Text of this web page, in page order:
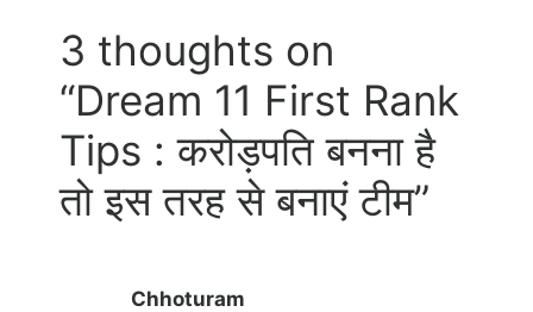
3 thoughts on
“Dream 11 First Rank
Tips : करोड़पति बनना है
तो इस तरह से बनाएं टीम”
Chhoturam